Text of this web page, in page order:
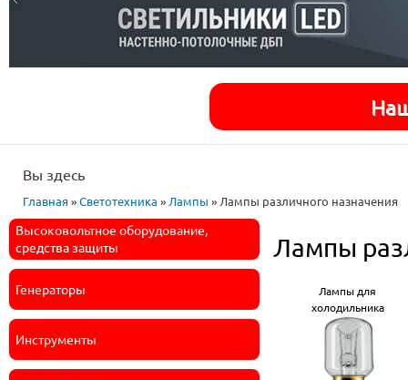
Вы здесь
Главная »Светотехника » Лампы » Лампы различного назначения
Высоковольтное оборудование,
средства защиты
Генераторы
Инструменты
Лампы
Лампы для
холодильника